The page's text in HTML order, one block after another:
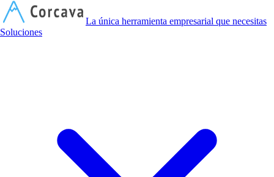
La única herramienta empresarial que necesitas
Soluciones